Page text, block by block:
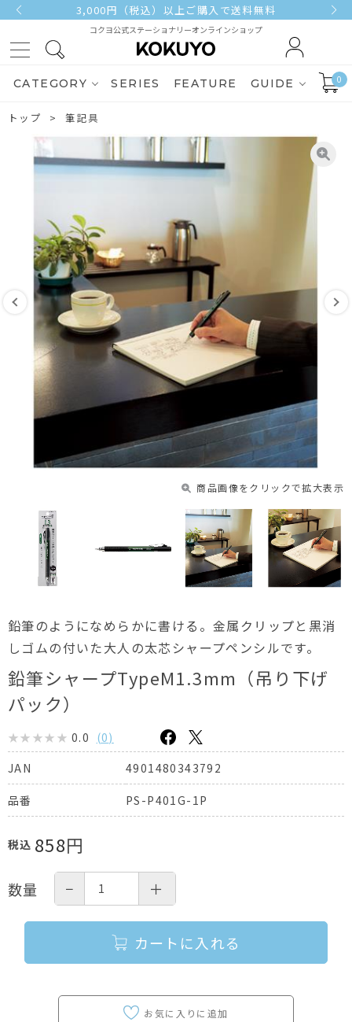
3,000円（税込）以上ご購入で送料無料
コクヨ公式ステーショナリーオンラインショップ
CATEGORY SERIES FEATURE GUIDE 0
トップ 筆記具
商品画像をクリックで拡大表示
鉛筆のようになめらかに書ける。金属クリップと黒消
しゴムの付いた大人の太芯シャープペンシルです。
鉛筆シャープTypeM1.3mm（吊り下げ
パック）
0.0 (0)
JAN
4901480343792
品番 PS-P401G-1P
税込 858円
数量 − ＋
カートに入れる